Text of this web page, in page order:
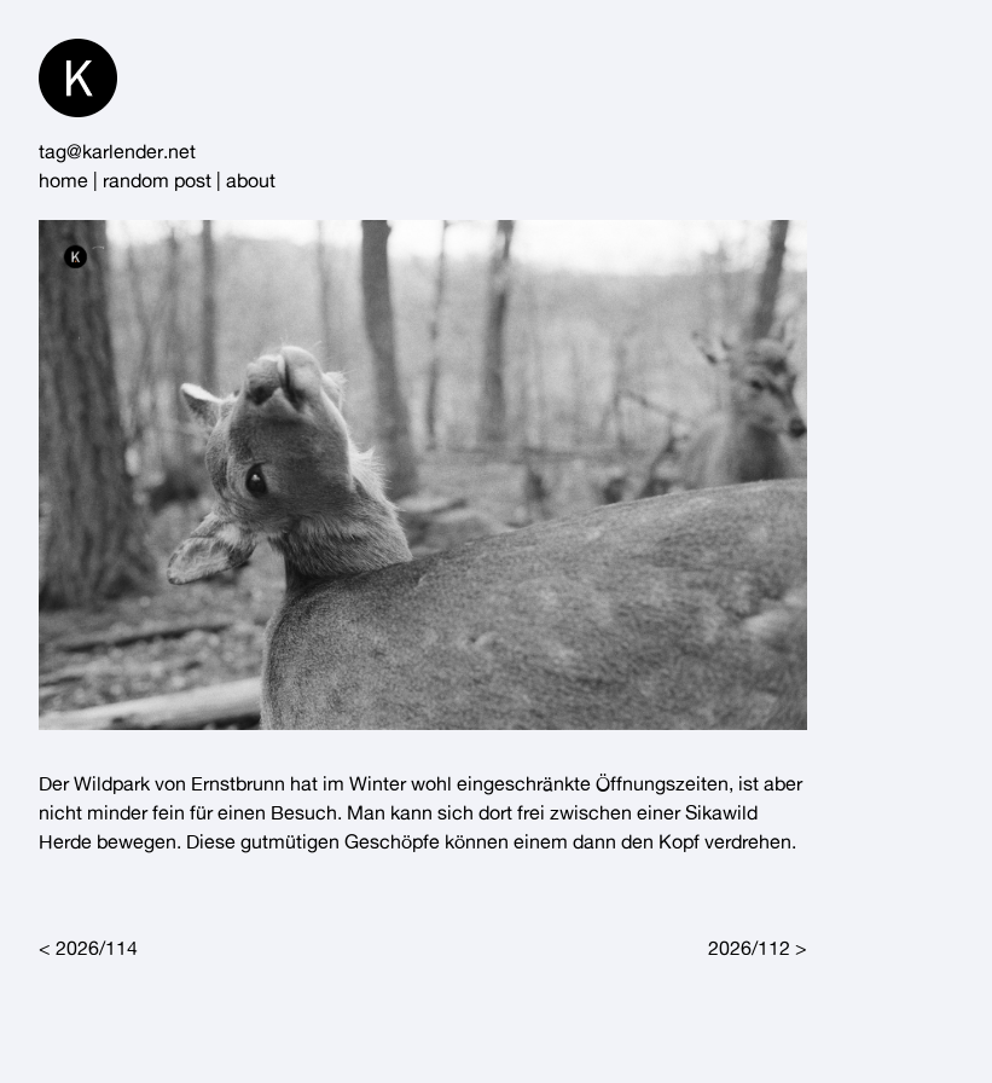
Content
tag@karlender.net
home
random post about
DerWildpark von Ernstbrunn hat im Winterwohl eingeschränkte Öffnungszeiten, ist aber
nicht minder fein für einen Besuch. Man kann sich dort frei zwischen einerSikawild
Herde bewegen. Diese gutmütigen Geschöpfe können einem dann den Kopf verdrehen.
Post navigation
2026/114 2026/112